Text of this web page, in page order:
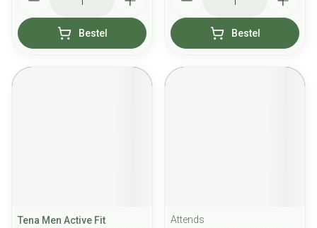
Bestel Bestel
Tena Men Active Fit
Attends